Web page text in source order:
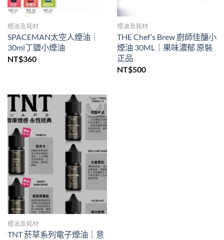
煙油及耗材
SPACEMAN太空人煙油｜
30ml丁鹽小煙油
NT$360
煙油及耗材
THE Chef’s Brew 廚師佳釀小
煙油 30ML｜果味濃郁 原裝
正品
NT$500
Add to
wishlist
煙油及耗材
TNT 菸草系列電子煙油｜意